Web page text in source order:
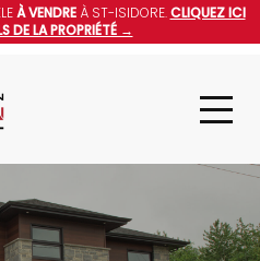
À VENDREÀ ST-ISIDORE.CLIQUEZ ICI
DE LA PROPRIÉTÉ →